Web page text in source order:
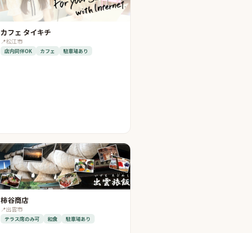
カフェ タイキチ
📍松江市
店内同伴OK カフェ 駐車場あり
柿谷商店
📍出雲市
テラス席のみ可 和食 駐車場あり